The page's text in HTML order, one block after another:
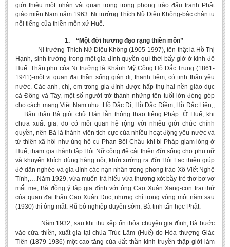
Alumni Association
Scholarship Fund
STUDENT ACTIVITIES
Literature Club
Calligraphy Club
giới thiệu một nhân vật quan trọng trong phong trào đấu tranh Phật
giáo miền Nam năm 1963: Ni trưởng Thích Nữ Diệu Không-bậc chân tu
nổi tiếng của thiền môn xứ Huế.
1.
“Một đời hương đạo rạng thiền môn”
Ni trưởng Thích Nữ Diệu Không (1905-1997), tên thật là Hồ Thị
Hạnh, sinh trưởng trong một gia đình quyền quí thời bấy giờ ở kinh đô
Huế. Thân phụ của Ni trưởng là Khánh Mỹ Công Hồ Đắc Trung (1861-
1941)-một vị quan đại thần sống giản dị, thanh liêm, có tinh thần yêu
nước. Các anh, chị, em trong gia đình được hấp thụ hai nền giáo dục
cả Đông và Tây, một số người trở thành những tên tuổi lớn đóng góp
cho cách mạng Việt Nam như: Hồ Đắc Di, Hồ Đắc Điềm, Hồ Đắc Liên,,
… Bản thân Bà giỏi chữ Hán lẫn thông thạo tiếng Pháp. Ở Huế, khi
chưa xuất gia, do có mối quan hệ rộng với nhiều giới chức chính
quyền, nên Bà là thành viên tích cực của nhiều hoạt động yêu nước và
từ thiện xã hội như ủng hộ cụ Phan Bội Châu khi bị Pháp giam lỏng ở
Huế, tham gia thành lập Hội Nữ công để cải thiện đời sống cho phụ nữ
và khuyến khích dùng hàng nội, khởi xướng ra đời Hội Lạc thiện giúp
đỡ dân nghèo và gia đình các nạn nhân trong phong trào Xô Viết Nghệ
Tỉnh,….Năm 1929, vừa muốn trả hiếu vừa thương xót bầy trẻ thơ bơ vơ
mất mẹ, Bà đồng ‎ý ‎lập gia đình với ông Cao Xuân Xang-con trai thứ
của quan đại thần Cao Xuân Dục, nhưng chỉ trong vòng một năm sau
(1930) thì ông mất. Rũ bỏ nghiệp duyên sớm, Bà tinh tấn học Phật.
Năm 1932, sau khi thu xếp ổn thỏa chuyện gia đình, Bà bước
vào cửa thiền, xuất gia tại chùa Trúc Lâm (Huế) do Hòa thượng Giác
Tiên (1879-1936)-một cao tăng của đất thần kinh truyền thập giới làm